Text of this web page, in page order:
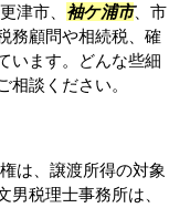
津市、 袖ケ浦市、市
務顧問や相続税、確
います。どんな些細
相談ください。
は、譲渡所得の対象
男税理士事務所は、